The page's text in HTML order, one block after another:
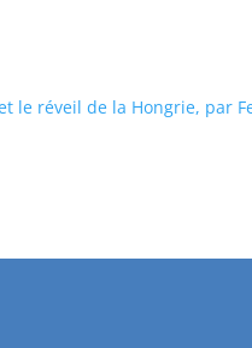
le réveil de la Hongrie, par